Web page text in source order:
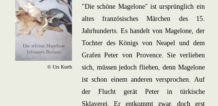
© Urs Kurth
"Die schöne Magelone" ist ursprünglich ein
altes französisches Märchen des 15.
Jahrhunderts. Es handelt von Magelone, der
Tochter des Königs von Neapel und dem
Grafen Peter von Provence. Sie verlieben
sich, müssen jedoch fliehen, denn Magelone
ist schon einem anderen versprochen. Auf
der Flucht gerät Peter in türkische
Sklaverei. Er entkommt zwar, doch erst